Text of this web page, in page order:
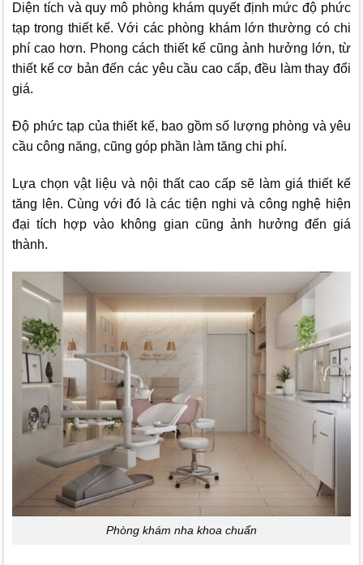
Diện tích và quy mô phòng khám quyết định mức độ phức
tạp trong thiết kế. Với các phòng khám lớn thường có chi
phí cao hơn. Phong cách thiết kế cũng ảnh hưởng lớn, từ
thiết kế cơ bản đến các yêu cầu cao cấp, đều làm thay đổi
giá.
Độ phức tạp của thiết kế, bao gồm số lượng phòng và yêu
cầu công năng, cũng góp phần làm tăng chi phí.
Lựa chọn vật liệu và nội thất cao cấp sẽ làm giá thiết kế
tăng lên. Cùng với đó là các tiện nghi và công nghệ hiện
đại tích hợp vào không gian cũng ảnh hưởng đến giá
thành.
Phòng khám nha khoa chuẩn